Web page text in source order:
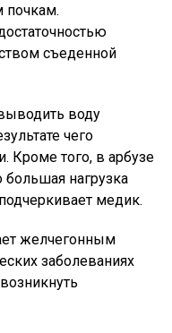
почкам.
съеденной
воду
чего
Кроме того, в арбузе
большая нагрузка
медик.
желчегонным
заболеваниях